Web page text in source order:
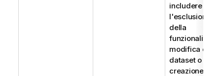
includere
l'esclusione
della
funzionalità, la
modifica del
dataset o la
creazione di